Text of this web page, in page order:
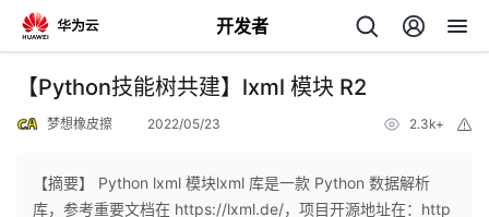
开发者
返
【Python技能树共建】lxml 模块 R2
梦想橡皮擦 2022/05/23 2.3k+
【摘要】 Python lxml 模块lxml 库是一款 Python 数据解析
库，参考重要文档在 https://lxml.de/，项目开源地址在：http